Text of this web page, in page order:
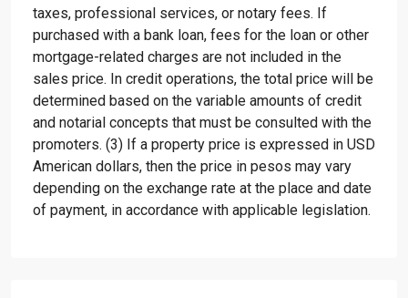
taxes, professional services, or notary fees. If
purchased with a bank loan, fees for the loan or other
mortgage-related charges are not included in the
sales price. In credit operations, the total price will be
determined based on the variable amounts of credit
and notarial concepts that must be consulted with the
promoters. (3) If a property price is expressed in USD
American dollars, then the price in pesos may vary
depending on the exchange rate at the place and date
of payment, in accordance with applicable legislation.